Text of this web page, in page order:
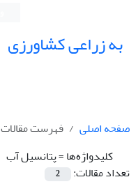
به زراعی کشاورزی
صفحه اصلی
فهرست مقالات
کلیدواژه‌ها =پتانسیل آب
تعداد مقالات:
2